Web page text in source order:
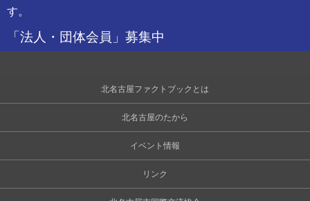
す。
「法人・団体会員」募集中
北名古屋ファクトブックとは
北名古屋のたから
イベント情報
リンク